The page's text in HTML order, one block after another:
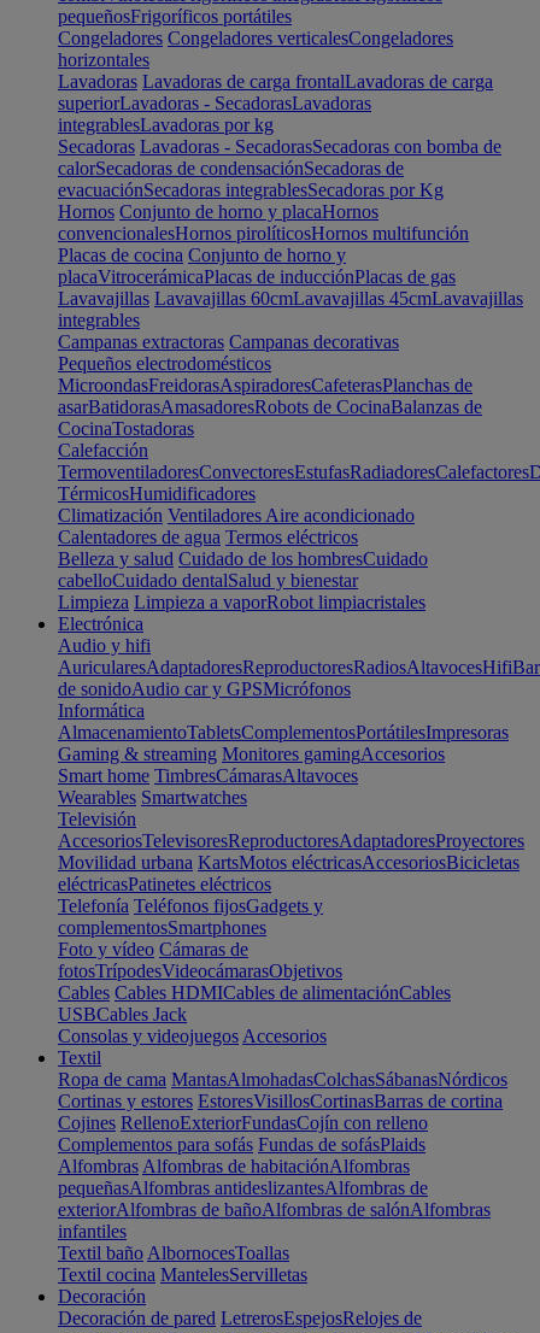
pequeñosFrigoríficos portátiles
Congeladores Congeladores verticalesCongeladores
horizontales
Lavadoras Lavadoras de carga frontalLavadoras de carga
superiorLavadoras - SecadorasLavadoras
integrablesLavadoras por kg
Secadoras Lavadoras - SecadorasSecadoras con bomba de
calorSecadoras de condensaciónSecadoras de
evacuaciónSecadoras integrablesSecadoras por Kg
Hornos Conjunto de horno y placaHornos
convencionalesHornos pirolíticosHornos multifunción
Placas de cocina Conjunto de horno y
placaVitrocerámicaPlacas de inducciónPlacas de gas
Lavavajillas Lavavajillas 60cmLavavajillas 45cmLavavajillas
integrables
Campanas extractoras Campanas decorativas
Pequeños electrodomésticos
MicroondasFreidorasAspiradoresCafeterasPlanchas de
asarBatidorasAmasadoresRobots de CocinaBalanzas de
CocinaTostadoras
Calefacción
TermoventiladoresConvectoresEstufasRadiadoresCalefactores
TérmicosHumidificadores
Climatización Ventiladores Aire acondicionado
Calentadores de agua Termos eléctricos
Belleza y salud Cuidado de los hombresCuidado
cabelloCuidado dentalSalud y bienestar
Limpieza Limpieza a vaporRobot limpiacristales
Electrónica
Audio y hifi
AuricularesAdaptadoresReproductoresRadiosAltavocesHifi
de sonidoAudio car y GPSMicrófonos
Informática
AlmacenamientoTabletsComplementosPortátilesImpresoras
Gaming & streaming Monitores gamingAccesorios
Smart home TimbresCámarasAltavoces
Wearables Smartwatches
Televisión
AccesoriosTelevisoresReproductoresAdaptadoresProyectores
Movilidad urbana KartsMotos eléctricasAccesoriosBicicletas
eléctricasPatinetes eléctricos
Telefonía Teléfonos fijosGadgets y
complementosSmartphones
Foto y vídeo Cámaras de
fotosTrípodesVideocámarasObjetivos
Cables Cables HDMICables de alimentaciónCables
USBCables Jack
Consolas y videojuegos Accesorios
Textil
Ropa de cama MantasAlmohadasColchasSábanasNórdicos
Cortinas y estores EstoresVisillosCortinasBarras de cortina
Cojines RellenoExteriorFundasCojín con relleno
Complementos para sofás Fundas de sofásPlaids
Alfombras Alfombras de habitaciónAlfombras
pequeñasAlfombras antideslizantesAlfombras de
exteriorAlfombras de bañoAlfombras de salónAlfombras
infantiles
Textil baño AlbornocesToallas
Textil cocina MantelesServilletas
Decoración
Decoración de pared LetrerosEspejosRelojes de